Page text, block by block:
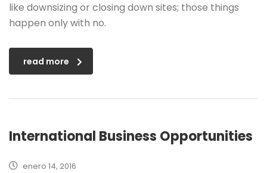
like downsizing or closing down sites; those things
happen only with no.
read more
International Business Opportunities
enero 14, 2016